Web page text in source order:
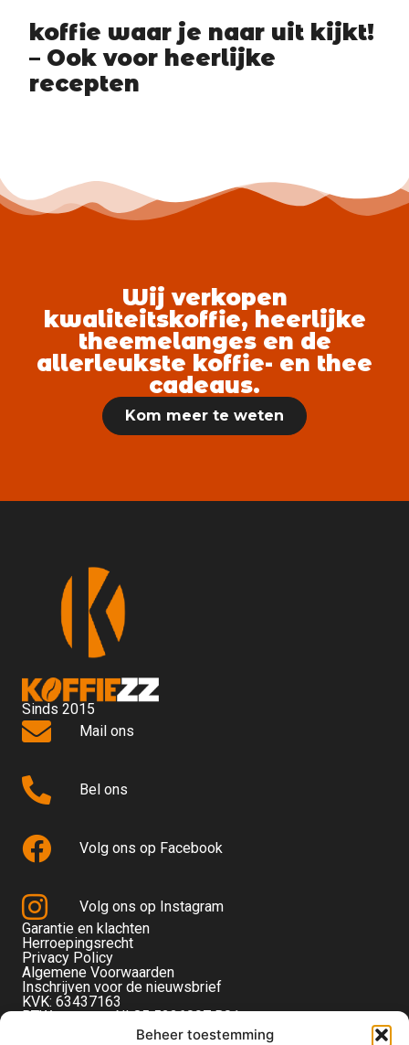
Beheer toestemming
koffie waar je naar uit kijkt!
– Ook voor heerlijke
recepten
Wij verkopen
kwaliteitskoffie, heerlijke
theemelanges en de
allerleukste koffie- en thee
cadeaus.
Kom meer te weten
Sinds 2015
Mail ons
Bel ons
Volg ons op Facebook
Volg ons op Instagram
Garantie en klachten
Herroepingsrecht
Privacy Policy
Algemene Voorwaarden
Inschrijven voor de nieuwsbrief
KVK: 63437163
BTW-nummer: NL85 5236097 B01
Monteverdistraat 56